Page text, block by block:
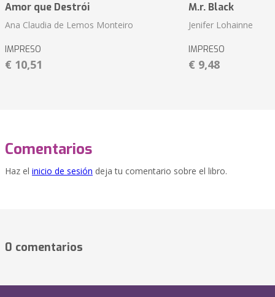
Amor que Destrói
Ana Claudia de Lemos Monteiro
IMPRESO
€ 10,51
M.r. Black
Jenifer Lohainne
IMPRESO
€ 9,48
Comentarios
Haz el inicio de sesión deja tu comentario sobre el libro.
0 comentarios